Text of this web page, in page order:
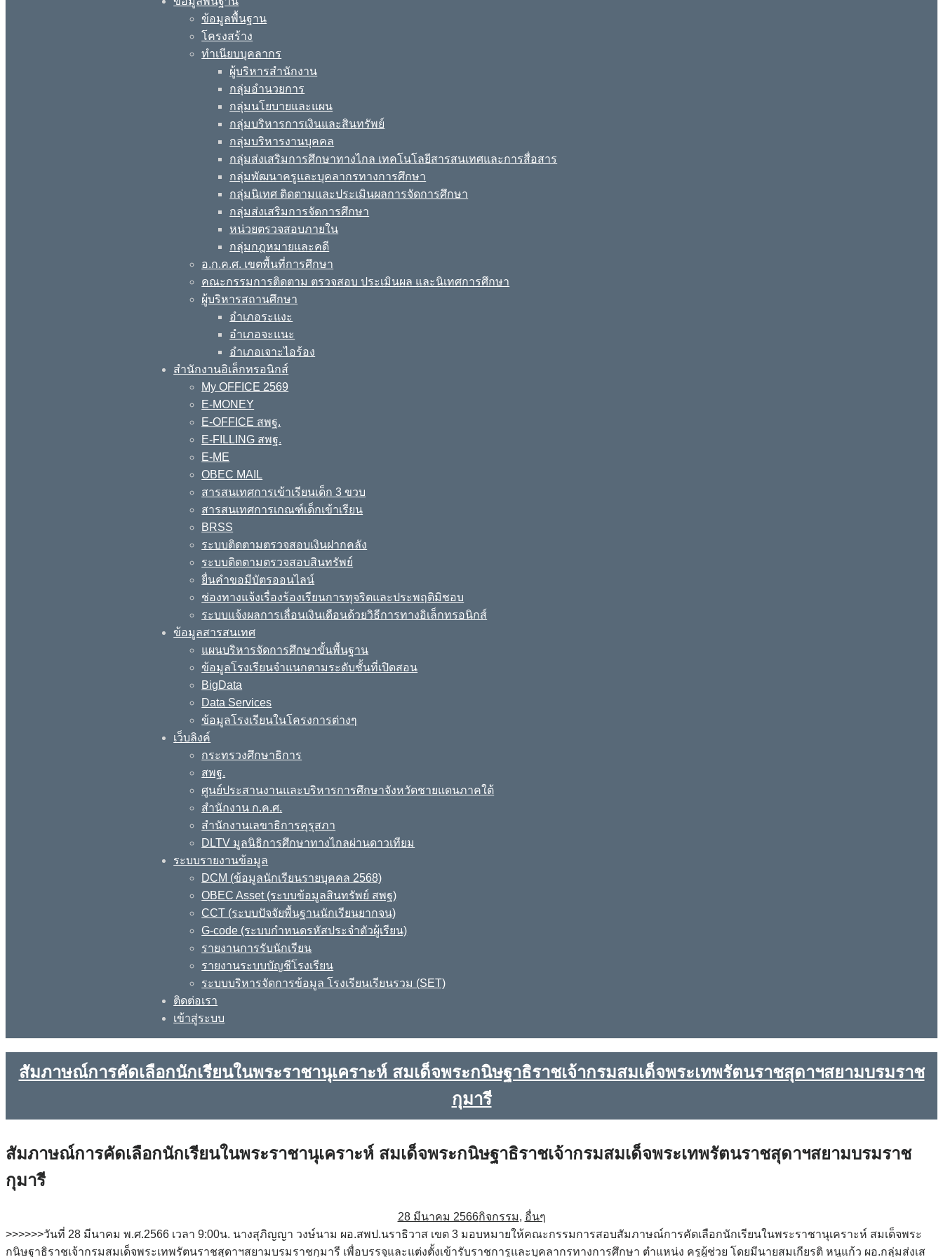
ข้อมูลพื้นฐาน
โครงสร้าง
ทำเนียบบุคลากร
ผู้บริหารสำนักงาน
กลุ่มอำนวยการ
กลุ่มนโยบายและแผน
กลุ่มบริหารการเงินและสินทรัพย์
กลุ่มบริหารงานบุคคล
กลุ่มส่งเสริมการศึกษาทางไกล เทคโนโลยีสารสนเทศและการสื่อสาร
กลุ่มพัฒนาครูและบุคลากรทางการศึกษา
กลุ่มนิเทศ ติดตามและประเมินผลการจัดการศึกษา
กลุ่มส่งเสริมการจัดการศึกษา
หน่วยตรวจสอบภายใน
กลุ่มกฎหมายและคดี
อ.ก.ค.ศ. เขตพื้นที่การศึกษา
คณะกรรมการติดตาม ตรวจสอบ ประเมินผล และนิเทศการศึกษา
ผู้บริหารสถานศึกษา
อำเภอระแงะ
อำเภอจะแนะ
อำเภอเจาะไอร้อง
สำนักงานอิเล็กทรอนิกส์
My OFFICE 2569
E-MONEY
E-OFFICE สพฐ.
E-FILLING สพฐ.
E-ME
OBEC MAIL
สารสนเทศการเข้าเรียนเด็ก 3 ขวบ
สารสนเทศการเกณฑ์เด็กเข้าเรียน
BRSS
ระบบติดตามตรวจสอบเงินฝากคลัง
ระบบติดตามตรวจสอบสินทรัพย์
ยื่นคำขอมีบัตรออนไลน์
ช่องทางแจ้งเรื่องร้องเรียนการทุจริตและประพฤติมิชอบ
ระบบแจ้งผลการเลื่อนเงินเดือนด้วยวิธีการทางอิเล็กทรอนิกส์
ข้อมูลสารสนเทศ
แผนบริหารจัดการศึกษาขั้นพื้นฐาน
ข้อมูลโรงเรียนจำแนกตามระดับชั้นที่เปิดสอน
BigData
Data Services
ข้อมูลโรงเรียนในโครงการต่างๆ
เว็บลิงค์
กระทรวงศึกษาธิการ
สพฐ.
ศูนย์ประสานงานและบริหารการศึกษาจังหวัดชายแดนภาคใต้
สำนักงาน ก.ค.ศ.
สำนักงานเลขาธิการคุรุสภา
DLTV มูลนิธิการศึกษาทางไกลผ่านดาวเทียม
ระบบรายงานข้อมูล
DCM (ข้อมูลนักเรียนรายบุคคล 2568)
OBEC Asset (ระบบข้อมูลสินทรัพย์ สพฐ)
CCT (ระบบปัจจัยพื้นฐานนักเรียนยากจน)
G-code (ระบบกำหนดรหัสประจำตัวผู้เรียน)
รายงานการรับนักเรียน
รายงานระบบบัญชีโรงเรียน
ระบบบริหารจัดการข้อมูล โรงเรียนเรียนรวม (SET)
ติดต่อเรา
เข้าสู่ระบบ
สัมภาษณ์การคัดเลือกนักเรียนในพระราชานุเคราะห์ สมเด็จพระกนิษฐาธิราชเจ้ากรมสมเด็จพระเทพรัตนราชสุดาฯสยามบรมราช
กุมารี
สัมภาษณ์การคัดเลือกนักเรียนในพระราชานุเคราะห์ สมเด็จพระกนิษฐาธิราชเจ้ากรมสมเด็จพระเทพรัตนราชสุดาฯสยามบรมราช
กุมารี
28 มีนาคม 2566กิจกรรม, อื่นๆ
>>>>>>วันที่ 28 มีนาคม พ.ศ.2566 เวลา 9:00น. นางสุภิญญา วงษ์นาม ผอ.สพป.นราธิวาส เขต 3 มอบหมายให้คณะกรรมการสอบสัมภาษณ์การคัดเลือกนักเรียนในพระราชานุเคราะห์ สมเด็จพระ
กนิษฐาธิราชเจ้ากรมสมเด็จพระเทพรัตนราชสุดาฯสยามบรมราชกุมารี เพื่อบรรจุและแต่งตั้งเข้ารับราชการูและบุคลากรทางการศึกษา ตำแหน่ง ครูผู้ช่วย โดยมีนายสมเกียรติ หนูแก้ว ผอ.กลุ่มส่งเส